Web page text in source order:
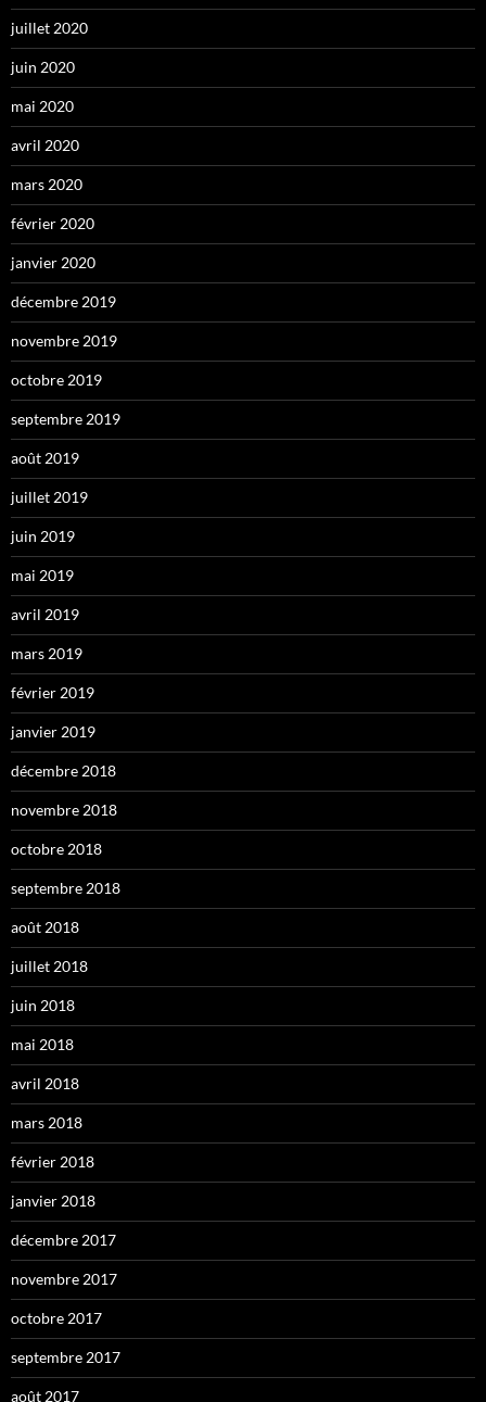
juillet 2020
juin 2020
mai 2020
avril 2020
mars 2020
février 2020
janvier 2020
décembre 2019
novembre 2019
octobre 2019
septembre 2019
août 2019
juillet 2019
juin 2019
mai 2019
avril 2019
mars 2019
février 2019
janvier 2019
décembre 2018
novembre 2018
octobre 2018
septembre 2018
août 2018
juillet 2018
juin 2018
mai 2018
avril 2018
mars 2018
février 2018
janvier 2018
décembre 2017
novembre 2017
octobre 2017
septembre 2017
août 2017